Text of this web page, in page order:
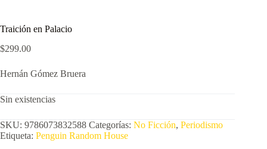
Traición en Palacio
$299.00
Hernán Gómez Bruera
Sin existencias
SKU: 9786073832588 Categorías: No Ficción, Periodismo
Etiqueta: Penguin Random House